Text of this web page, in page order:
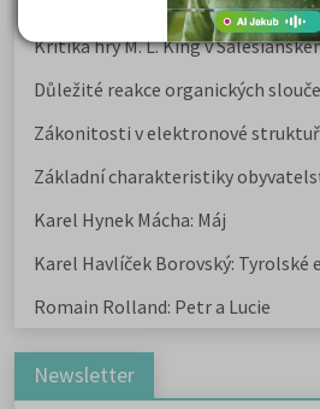
Kritika hry M. L. King v
Důležité reakce organických
Zákonitosti v elektronové
Základní charakteristiky
Karel Hynek Mácha: Máj
Karel Havlíček Borovský: Tyrolské
Romain Rolland: Petr a Lucie
Newsletter